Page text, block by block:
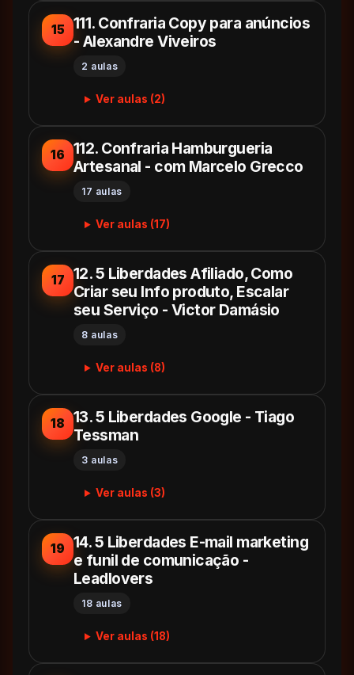
15
111. Confraria Copy para anúncios
- Alexandre Viveiros
2 aulas
Ver aulas (2)
16
112. Confraria Hamburgueria
Artesanal - com Marcelo Grecco
17 aulas
Ver aulas (17)
17
12. 5 Liberdades Afiliado, Como
Criar seu Info produto, Escalar
seu Serviço - Victor Damásio
8 aulas
Ver aulas (8)
18
13. 5 Liberdades Google - Tiago
Tessman
3 aulas
Ver aulas (3)
19
14. 5 Liberdades E-mail marketing
e funil de comunicação -
Leadlovers
18 aulas
Ver aulas (18)